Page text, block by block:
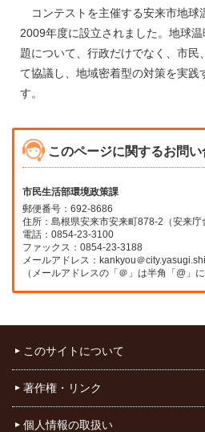
コンテストを主催する安来市地球
2009年度に設立されました。地球
題について、行政だけでなく、市民
て協議し、地域密着型の対策を実践
す。
このページに関するお問い
市民生活部環境政策課
郵便番号：692-8686
住所：島根県安来市安来町878-2（安来庁
電話：0854-23-3100
ファックス：0854-23-3188
メールアドレス：kankyou＠
（メールアドレスの「＠」は半角「@」
このサイトについて
著作権・リンク
個人情報の取扱い